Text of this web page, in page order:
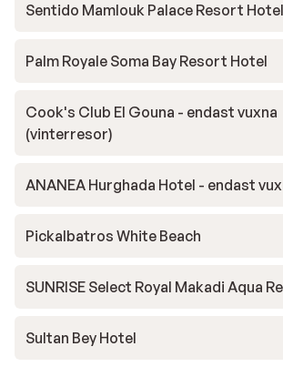
Sentido Mamlouk Palace Resort Hotel
Palm Royale Soma Bay Resort Hotel
Cook's Club El Gouna - endast vuxna
(vinterresor)
ANANEA Hurghada Hotel - endast
Pickalbatros White Beach
SUNRISE Select Royal Makadi Aqua
Sultan Bey Hotel